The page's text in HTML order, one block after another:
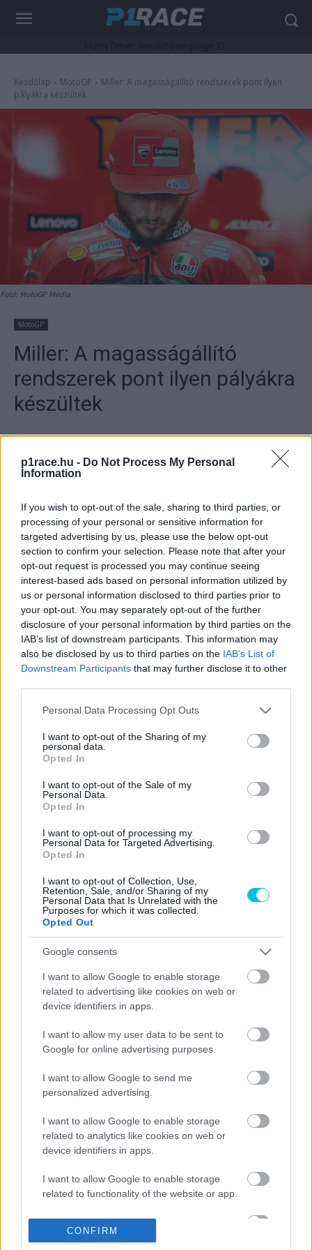
p1race.hu - Do Not Process My Personal
Information
If you wish to opt-out of the sale, sharing to third parties, or
processing of your personal or sensitive information for
targeted advertising by us, please use the below opt-out
section to confirm your selection. Please note that after your
opt-out request is processed you may continue seeing
interest-based ads based on personal information utilized by
us or personal information disclosed to third parties prior to
your opt-out. You may separately opt-out of the further
disclosure of your personal information by third parties on the
IAB’s list of downstream participants. This information may
also be disclosed by us to third parties on the IAB’s List of
Downstream Participants that may further disclose it to other
Please note that this website/app uses one or more Google
not limited to your visit or usage behaviour. You may click to
grant or deny consent to Google and its third-party tags to
use your data for below specified purposes in below Google
consent section.
Personal Data Processing Opt Outs
I want to opt-out of the Sharing of my
personal data.
Opted In
I want to opt-out of the Sale of my
Personal Data.
Opted In
I want to opt-out of processing my
Personal Data for Targeted Advertising.
Opted In
I want to opt-out of Collection, Use,
Retention, Sale, and/or Sharing of my
Personal Data that Is Unrelated with the
Purposes for which it was collected.
Opted Out
Google consents
I want to allow Google to enable storage
related to advertising like cookies on web or
device identifiers in apps.
I want to allow my user data to be sent to
Google for online advertising purposes.
I want to allow Google to send me
personalized advertising.
I want to allow Google to enable storage
related to analytics like cookies on web or
device identifiers in apps.
I want to allow Google to enable storage
related to functionality of the website or app.
I want to allow Google to enable storage
related to personalization.
CONFIRM
Kezdőlap MotoGP
Miller: A magasságállító rendszerek pont ilyen
pályákra készültek
Fotó: MotoGP Média
MotoGP
Miller: A magasságállító
rendszerek pont ilyen pályákra
készültek
- Hirdetés -
A Ducati ausztrál gyári pilótája, Jack Miller elárulta, hol és
miért hasznosak különösen a magasságállító rendszerek
(hátul és elöl) Japánban.
- Hirdetés -
Jack Miller is hibátlanul motorozott a japán hétvége első
edzésnapján, végül mindössze 0,028 másodperccel a
világbajnoki címre pályázó Pecco Bagnaia előtt
biztosította a nap legjobb idejét.
„Ez egy jó nap volt. Élveztem a hosszabb etapot, sok
munkát végeztem. Jó volt egy kicsit változtatni a
motoron, és aztán egy kicsit összehasonlítani
ugyanazokkal a gumikkal.
„Természetesen folyamatosan a hátralévő időt néztük.
Végül új gumikat szereltünk fel. A pálya jó állapotban van,
lehetett volna egy kicsit jobb is, de holnap javíthatunk.”
„Elvégre a magasságállító eszközök pontosan az ilyen
pályákra készültek. A felfelé ívelő sikánban korábban
voltak gondjaink. Most már öröm itt vezetni. Az aszfalt
olyan, mint három évvel ezelőtt.”
Miller ezután elárulta, hogy sokat használja a magassági
a 2-es és a 4-es kanyar kijáratánál is. Aztán a hátsó
egyenes előtti kis egyenesben és csak a hátsó
egyenesben is. Azt hiszem, itt sokat használjuk,
hasonlóan például az osztrák pályához.”